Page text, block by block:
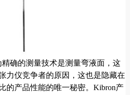
确的测量技术是测量弯液面，这
力仪竞争者的原因，这也是隐藏在
的产品性能的唯一秘密。Kibron产